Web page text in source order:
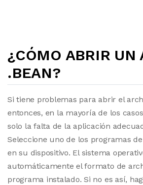
¿CÓMO ABRIR UN
.BEAN?
Si tiene problemas para abrir el
entonces, en la mayoría de los
solo la falta de la aplicación
Seleccione uno de los programas
en su dispositivo. El sistema
automáticamente el formato de
programa instalado. Si no es así,